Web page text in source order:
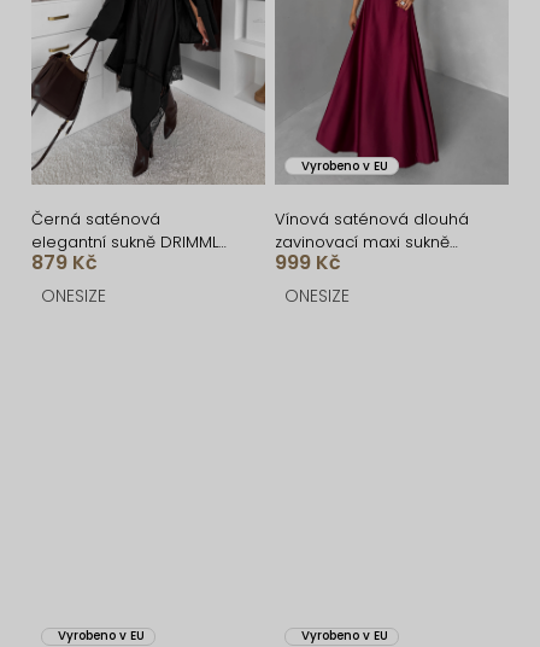
Černá saténová
elegantní sukně DRIMMLO
s krajkou
879 Kč
ONESIZE
Vyrobeno v EU
Vínová saténová dlouhá
zavinovací maxi sukně
DENISSE
999 Kč
ONESIZE
Vyrobeno v EU Vyrobeno v EU